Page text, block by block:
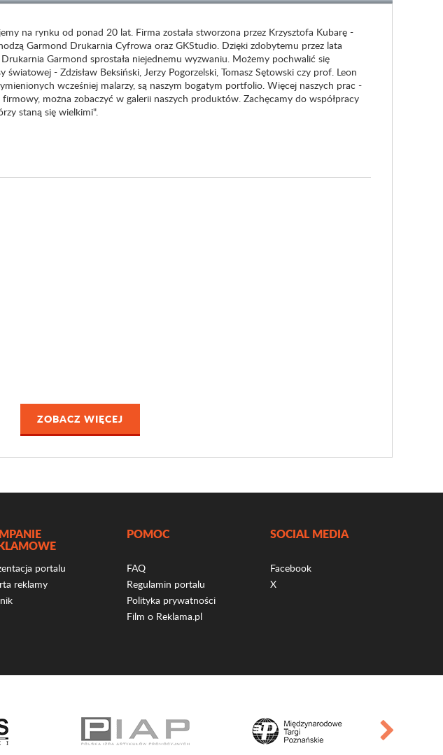
na rynku od ponad 20 lat. Firma została stworzona przez Krzysztofa Kubarę -
Garmond Drukarnia Cyfrowa oraz GKStudio. Dzięki zdobytemu przez lata
Garmond sprostała niejednemu wyzwaniu. Możemy pochwalić się
- Zdzisław Beksiński, Jerzy Pogorzelski, Tomasz Sętowski czy prof. Leon
wcześniej malarzy, są naszym bogatym portfolio. Więcej naszych prac -
można zobaczyć w galerii naszych produktów. Zachęcamy do współpracy
staną się wielkimi".
ZOBACZ WIĘCEJ
portalu
reklamy
POMOC
FAQ
Regulamin portalu
Polityka prywatności
Film o Reklama.pl
SOCIAL MEDIA
Facebook
X